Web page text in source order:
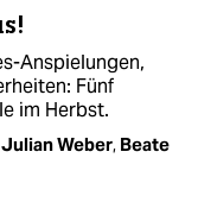
Anspielungen,
Fünf
im Herbst.
Julian Weber, Beate